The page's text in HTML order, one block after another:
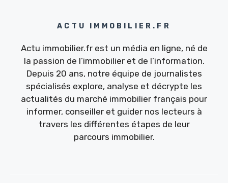
ACTU IMMOBILIER.FR
Actu immobilier.fr est un média en ligne, né de
la passion de l’immobilier et de l’information.
Depuis 20 ans, notre équipe de journalistes
spécialisés explore, analyse et décrypte les
actualités du marché immobilier français pour
informer, conseiller et guider nos lecteurs à
travers les différentes étapes de leur
parcours immobilier.